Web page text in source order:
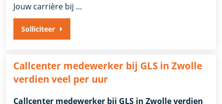
Jouw carrière bij …
Solliciteer
Callcenter medewerker bij GLS in Zwolle
verdien veel per uur
Callcenter medewerker bij GLS in Zwolle verdien